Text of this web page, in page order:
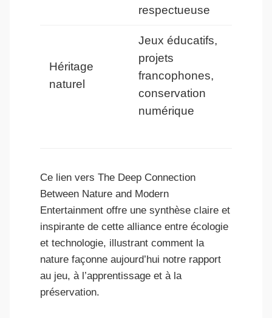
respectueuse
Héritage
naturel
Jeux éducatifs,
projets
francophones,
conservation
numérique
Ce lien vers The Deep Connection
Between Nature and Modern
Entertainment offre une synthèse claire et
inspirante de cette alliance entre écologie
et technologie, illustrant comment la
nature façonne aujourd’hui notre rapport
au jeu, à l’apprentissage et à la
préservation.